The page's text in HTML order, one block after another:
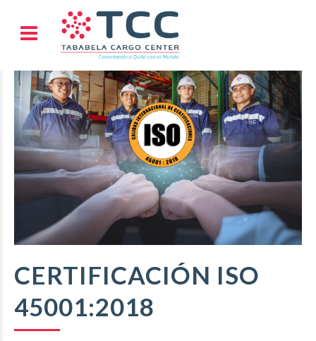
CERTIFICACIÓN ISO
45001:2018